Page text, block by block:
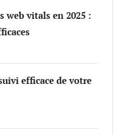
web vitals en 2025 :
efficace de votre